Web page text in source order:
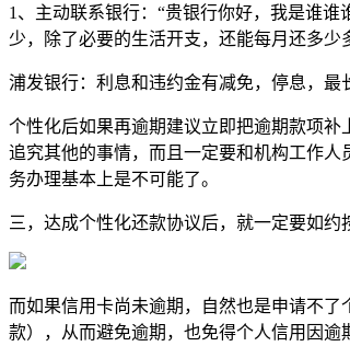
1、主动联系银行：“贵银行你好，我是谁
少，除了必要的生活开支，还能每月还多
浦发银行：利息和违约金有减免，停息，最
个性化后如果再逾期建议立即把逾期款项
追究其他的事情，而且一定要和机构工作
务办理基本上是不可能了。
三，达成个性化还款协议后，就一定要如
而如果信用卡尚未逾期，自然也是申请不
款），从而避免逾期，也免得个人信用因逾